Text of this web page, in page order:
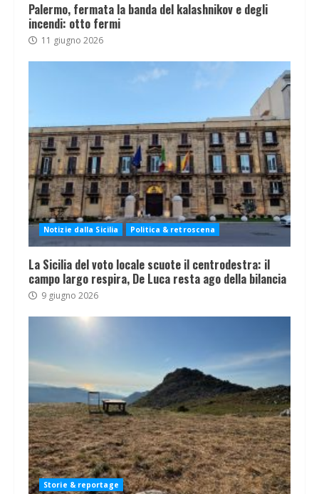
Palermo, fermata la banda del kalashnikov e degli
incendi: otto fermi
11 giugno 2026
Notizie dalla Sicilia Politica & retroscena
La Sicilia del voto locale scuote il centrodestra: il
campo largo respira, De Luca resta ago della bilancia
9 giugno 2026
Storie & reportage